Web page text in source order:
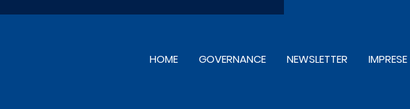
HOME GOVERNANCE NEWSLETTER IMPRESE